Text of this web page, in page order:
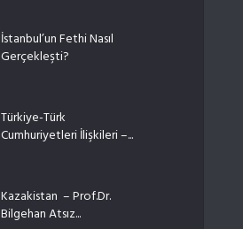
İstanbul’un Fethi Nasıl
Gerçekleşti?
Türkiye-Türk
Cumhuriyetleri İlişkileri –...
Kazakistan – Prof.Dr.
Bilgehan Atsız...